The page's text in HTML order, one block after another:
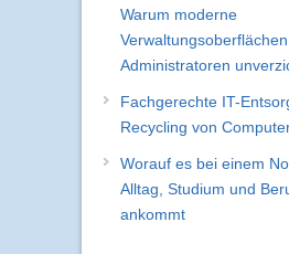
Warum moderne
Administratoren
Fachgerechte IT-
Recycling von
Worauf es bei einem
Alltag, Studium und
ankommt